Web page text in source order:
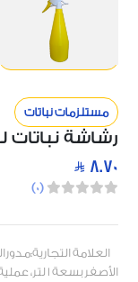
مستلزمات نباتات
رشاشة نباتات
8.70
(
0
)
الأصفر